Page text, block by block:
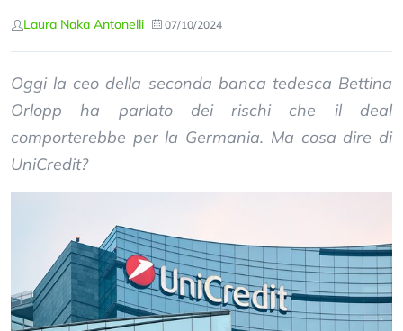
Laura Naka Antonelli 07/10/2024
Oggi la ceo della seconda banca tedesca Bettina
Orlopp ha parlato dei rischi che il deal
comporterebbe per la Germania. Ma cosa dire di
UniCredit?